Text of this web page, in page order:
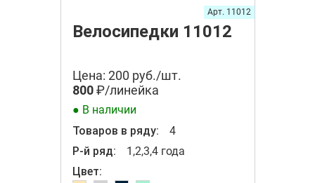
Велосипедки 11012
Арт. 11012
Цена: 200 руб./шт.
800₽/линейка
● В наличии
Товаров в ряду:
4
Р-й ряд:
1,2,3,4 года
Цвет: